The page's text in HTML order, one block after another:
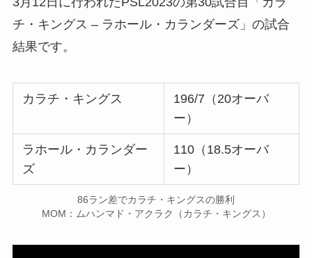
チ・キングス – ラホール・カランダーズ」の試合
結果です。
カラチ・キングス
196/7（20オーバ
ー）
ラホール・カランダー
ズ
110（18.5オーバ
ー）
86ラン差でカラチ・キングスの勝利
MOM：ムハンマド・アクラク（カラチ・キングス）